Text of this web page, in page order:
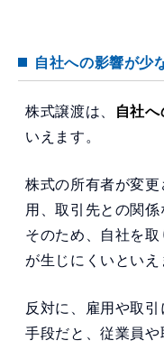
自社への影響が少
株式譲渡は、 自社
いえます。
株式の所有者が変
用、取引先との関係
そのため、自社を
が生じにくいといえ
反対に、雇用や取
手段だと、従業員